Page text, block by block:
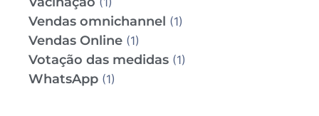
Vendas omnichannel (1)
Vendas Online (1)
Votação das medidas (1)
WhatsApp (1)